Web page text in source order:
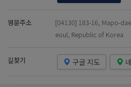
영문주소
[04130] 183-16, Mapo-
eoul, Republic of Korea
길찾기 구글 지도